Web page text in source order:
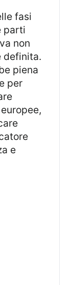
parti
non
definita.
piena
per
e